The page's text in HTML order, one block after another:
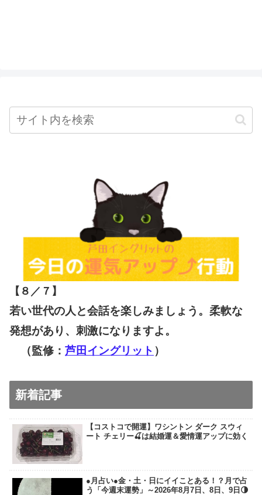
【８／７ 】
若い世代の人と会話を楽しみましょう。柔軟な
発想があり、刺激になりますよ。
（監修： 芦田イングリット ）
新着記事
【コストコで開運】ワシントン ダーク スウィ
ート チェリー🍒は結婚運＆愛情運アップに効く
●月占い●金・土・日にイイことある！？月で占
う「今週末運勢」～2026年8月7日、8日、9日🌗